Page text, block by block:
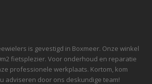
is gevestigd in Boxmeer. Onze winkel
fietsplezier. Voor onderhoud en reparatie
professionele werkplaats. Kortom, kom
adviseren door ons deskundige team!